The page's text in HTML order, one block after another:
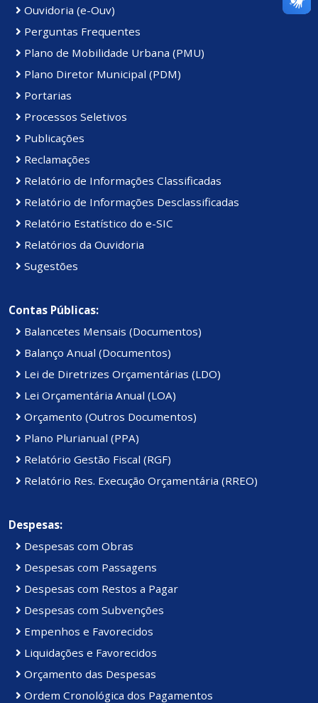
Ouvidoria (e-Ouv)
Perguntas Frequentes
Plano de Mobilidade Urbana (PMU)
Plano Diretor Municipal (PDM)
Portarias
Processos Seletivos
Publicações
Reclamações
Relatório de Informações Classificadas
Relatório de Informações Desclassificadas
Relatório Estatístico do e-SIC
Relatórios da Ouvidoria
Sugestões
Contas Públicas:
Balancetes Mensais (Documentos)
Balanço Anual (Documentos)
Lei de Diretrizes Orçamentárias (LDO)
Lei Orçamentária Anual (LOA)
Orçamento (Outros Documentos)
Plano Plurianual (PPA)
Relatório Gestão Fiscal (RGF)
Relatório Res. Execução Orçamentária (RREO)
Despesas:
Despesas com Obras
Despesas com Passagens
Despesas com Restos a Pagar
Despesas com Subvenções
Empenhos e Favorecidos
Liquidações e Favorecidos
Orçamento das Despesas
Ordem Cronológica dos Pagamentos